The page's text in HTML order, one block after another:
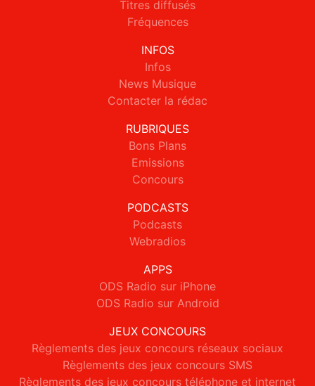
Titres diffusés
Fréquences
INFOS
Infos
News Musique
Contacter la rédac
RUBRIQUES
Bons Plans
Emissions
Concours
PODCASTS
Podcasts
Webradios
APPS
ODS Radio sur iPhone
ODS Radio sur Android
JEUX CONCOURS
Règlements des jeux concours réseaux sociaux
Règlements des jeux concours SMS
Règlements des jeux concours téléphone et internet